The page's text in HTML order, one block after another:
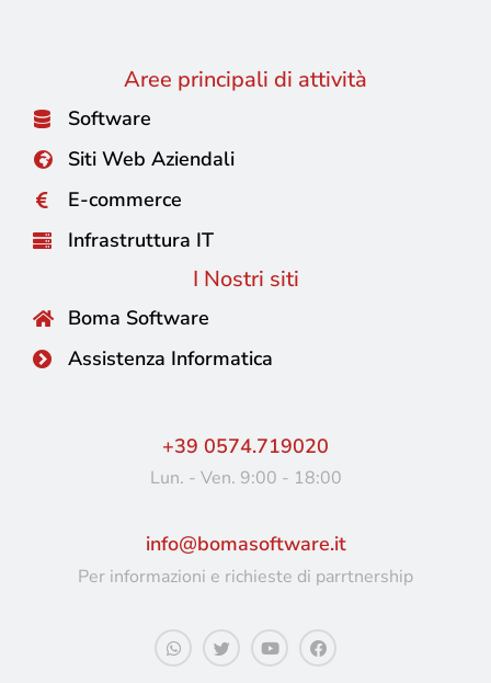
Aree principali di attività
Software
Siti Web Aziendali
E-commerce
Infrastruttura IT
I Nostri siti
Boma Software
Assistenza Informatica
+39 0574.719020
Lun. - Ven. 9:00 - 18:00
info@bomasoftware.it
Per informazioni e richieste di parrtnership